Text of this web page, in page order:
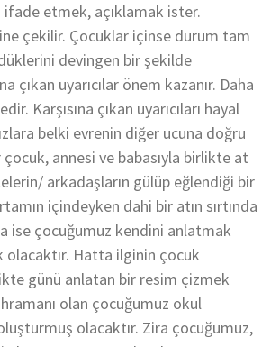
etmek, açıklamak ister.
çekilir. Çocuklar içinse durum tam
devingen bir şekilde
uyarıcılar önem kazanır. Daha
Karşısına çıkan uyarıcıları hayal
belki evrenin diğer ucuna doğru
annesi ve babasıyla birlikte at
arkadaşların gülüp eğlendiği bir
içindeyken dahi bir atın sırtında
ise çocuğumuz kendini anlatmak
olacaktır. Hatta ilginin çocuk
günü anlatan bir resim çizmek
olan çocuğumuz okul
olacaktır. Zira çocuğumuz,